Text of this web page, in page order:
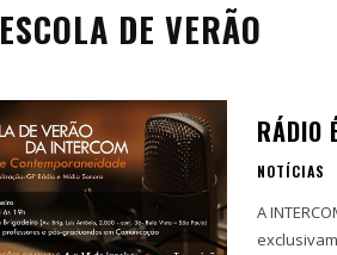
ESCOLA DE VERÃO
RÁDIO
NOTÍCIAS
A